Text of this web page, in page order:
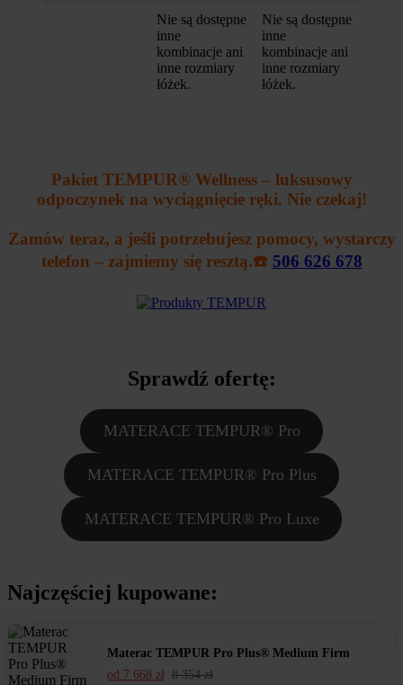
Nie są dostępne
inne
kombinacje ani
inne rozmiary
łóżek.
Nie są dostępne
inne
kombinacje ani
inne rozmiary
łóżek.
Pakiet TEMPUR® Wellness – luksusowy
odpoczynek na wyciągnięcie ręki. Nie czekaj!
Zamów teraz, a jeśli potrzebujesz pomocy, wystarczy
telefon – zajmiemy się resztą.☎️ 506 626 678
Sprawdź ofertę:
MATERACE TEMPUR® Pro
MATERACE TEMPUR® Pro Plus
MATERACE TEMPUR® Pro Luxe
Najczęściej kupowane:
Materac TEMPUR Pro Plus® Medium Firm
od 7 668 zł 8 354zł